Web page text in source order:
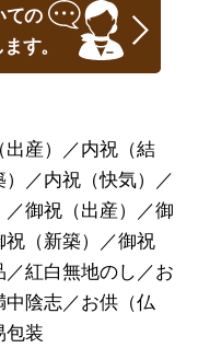
ての
す。
産）／内祝（結
／内祝（快気）／
御祝（出産）／御
（新築）／御祝
／紅白無地のし／お
陰志／お供（仏
包装